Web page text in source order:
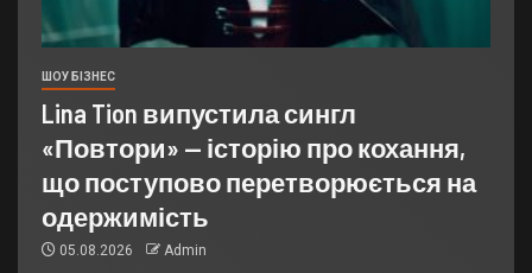
ШОУ БІЗНЕС
Lina Tion випустила сингл
«Повтори» — історію про кохання,
що поступово перетворюється на
одержимість
05.08.2026 Admin